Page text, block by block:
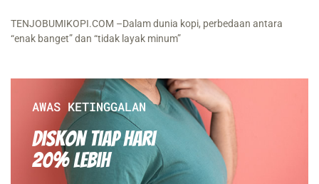
TENJOBUMIKOPI.COM –Dalam dunia kopi, perbedaan antara
“enak banget” dan “tidak layak minum”
AWAS KETINGGALAN
Diskon Tiap hari
20% Lebih